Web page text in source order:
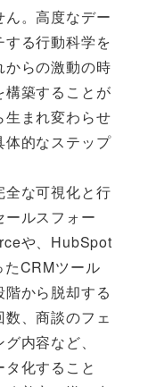
。高度なデー
する行動科学を
からの激動の時
構築することが
生まれ変わらせ
体的なステップ
全な可視化と行
ルスフォー
や、HubSpot
CRMツール
から脱却する
、商談のフェ
内容など、
化すること